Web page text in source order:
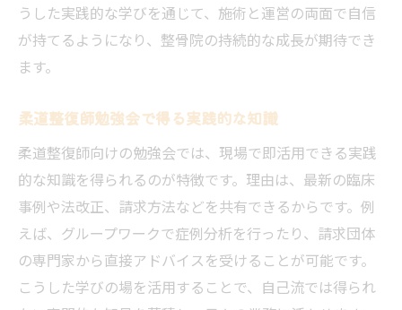
うした実践的な学びを通じて、施術と運営の両面で自信
が持てるようになり、整骨院の持続的な成長が期待でき
ます。
柔道整復師勉強会で得る実践的な知識
柔道整復師向けの勉強会では、現場で即活用できる実践
的な知識を得られるのが特徴です。理由は、最新の臨床
事例や法改正、請求方法などを共有できるからです。例
えば、グループワークで症例分析を行ったり、請求団体
の専門家から直接アドバイスを受けることが可能です。
こうした学びの場を活用することで、自己流では得られ